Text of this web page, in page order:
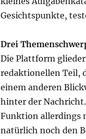
Gesichtspunkte,
Drei
Die Plattform
redaktionellen Teil,
einem anderen
hinter der
Funktion allerdings
natürlich noch den